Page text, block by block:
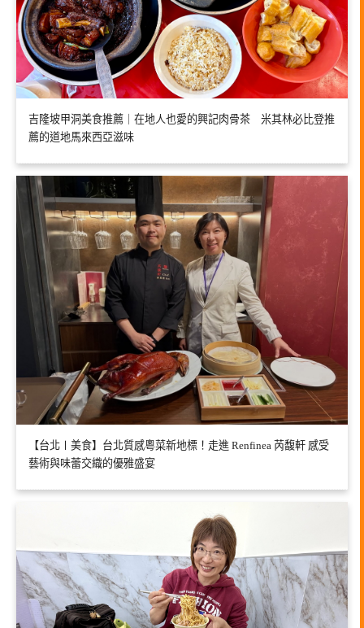
吉隆坡甲洞美食推薦｜在地人也愛的興記肉骨茶 米其林必比登推
薦的道地馬來西亞滋味
【台北〡美食】台北質感粵菜新地標！走進 Renfinea 芮馥軒 感受
藝術與味蕾交織的優雅盛宴